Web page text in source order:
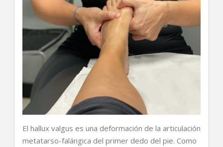
El hallux valgus es una deformación de la articulación
metatarso-falángica del primer dedo del pie. Como